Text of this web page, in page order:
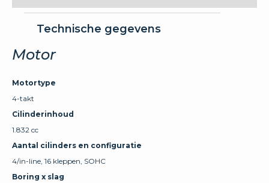
Technische gegevens
Motor
Motortype
4-takt
Cilinderinhoud
1.832 cc
Aantal cilinders en configuratie
4/in-line, 16 kleppen, SOHC
Boring x slag